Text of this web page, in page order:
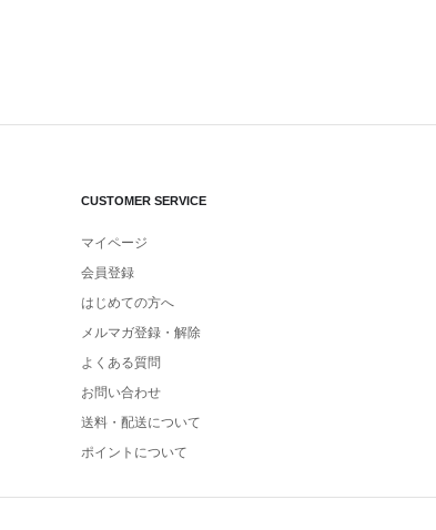
CUSTOMER SERVICE
マイページ
会員登録
はじめての方へ
メルマガ登録・解除
よくある質問
お問い合わせ
送料・配送について
ポイントについて